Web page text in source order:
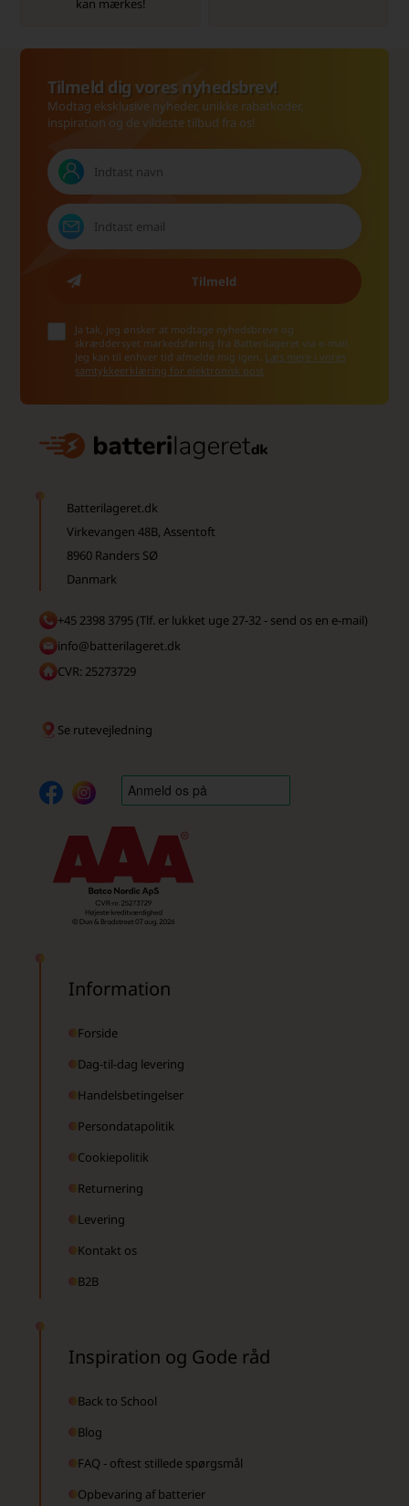
kan mærkes!
Tilmeld dig vores nyhedsbrev!
Modtag eksklusive nyheder, unikke rabatkoder,
inspiration og de vildeste tilbud fra os!
Ja tak, jeg ønsker at modtage nyhedsbreve og
skræddersyet markedsføring fra Batterilageret via e-mail.
Jeg kan til enhver tid afmelde mig igen. Læs mere i vores
samtykkeerklæring for elektronisk post
Batterilageret.dk
Virkevangen 48B, Assentoft
8960 Randers SØ
Danmark
+45 2398 3795 (Tlf. er lukket uge 27-32 - send os en e-mail)
info@batterilageret.dk
CVR: 25273729
Se rutevejledning
Information
Forside
Dag-til-dag levering
Handelsbetingelser
Persondatapolitik
Cookiepolitik
Returnering
Levering
Kontakt os
B2B
Inspiration og Gode råd
Back to School
Blog
FAQ - oftest stillede spørgsmål
Opbevaring af batterier